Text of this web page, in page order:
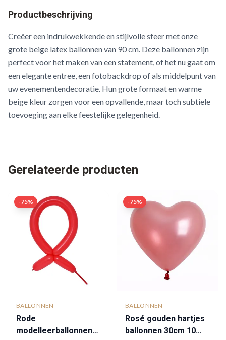
Productbeschrijving
Creëer een indrukwekkende en stijlvolle sfeer met onze
grote beige latex ballonnen van 90 cm. Deze ballonnen zijn
perfect voor het maken van een statement, of het nu gaat om
een elegante entree, een fotobackdrop of als middelpunt van
uw evenementendecoratie. Hun grote formaat en warme
beige kleur zorgen voor een opvallende, maar toch subtiele
toevoeging aan elke feestelijke gelegenheid.
Gerelateerde producten
-75%
BALLONNEN
Rode
modelleerballonnen
-75%
BALLONNEN
Rosé gouden hartjes
ballonnen 30cm 10